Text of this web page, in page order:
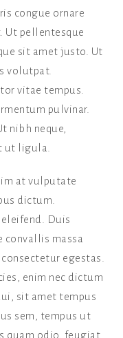
congue ornare
Ut pellentesque
sit amet justo. Ut
volutpat.
vitae tempus.
pulvinar.
nibh neque,
ut ligula.
at vulputate
dictum.
Duis
massa
egestas.
enim nec dictum
sit amet tempus
sem, tempus ut
quam odio, feugiat